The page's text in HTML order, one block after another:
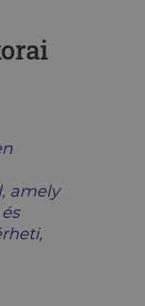
amely